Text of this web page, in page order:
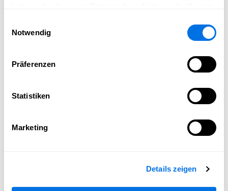
Notwendig
Präferenzen
Statistiken
Marketing
Details zeigen
Klassikern interessiert sind.
Die Auswahl und der Ankauf wertvoller Fahrzeuge in
Deutschland, Europa und Amerika erfolgen mit hoher
Professionalität. In unserer eigenen Werkstatt werden
die Fahrzeuge anhand einer detaillierten Checkliste
erfolgt durch sorgfältig ausgewählte und erfahrene
Partnerbetriebe. Eine vollständige und qualitativ